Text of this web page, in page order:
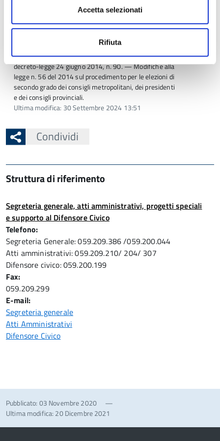
Accetta selezionati
Rifiuta
Circolare del Ministero dell'Interno n. 35/2014
Legge 11 agosto 2014, n. 114, di conversione del
decreto-legge 24 giugno 2014, n. 90. — Modifiche alla
legge n. 56 del 2014 sul procedimento per le elezioni di
secondo grado dei consigli metropolitani, dei presidenti
e dei consigli provinciali.
Ultima modifica: 30 Settembre 2024 13:51
Condividi
Struttura di riferimento
Segreteria generale, atti amministrativi, progetti speciali
e supporto al Difensore Civico
Telefono:
Segreteria Generale: 059.209.386 /059.200.044
Atti amministrativi: 059.209.210/ 204/ 307
Difensore civico: 059.200.199
Fax:
059.209.299
E-mail:
Segreteria generale
Atti Amministrativi
Difensore Civico
Pubblicato: 03 Novembre 2020
—
Ultima modifica: 20 Dicembre 2021